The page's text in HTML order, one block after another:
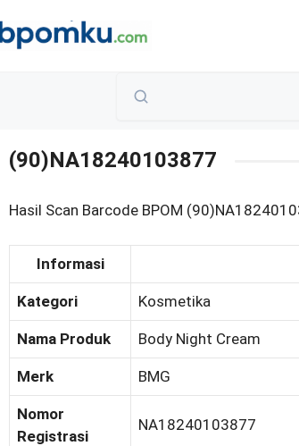
(90)NA18240103877
Hasil Scan Barcode BPOM
Informasi
Kategori Kosmetika
Nama Produk Body Night Cream
Merk BMG
Nomor
Registrasi
NA18240103877